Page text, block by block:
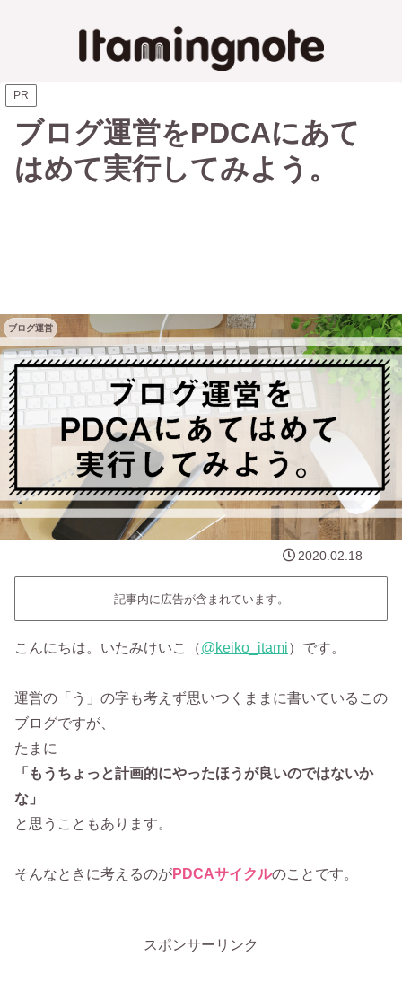
PR
ブログ運営をPDCAにあて
はめて実行してみよう。
ブログ運営
2020.02.18
記事内に広告が含まれています。
こんにちは。いたみけいこ（‎@keiko_itami）です。
運営の「う」の字も考えず思いつくままに書いているこの
ブログですが、
たまに
「もうちょっと計画的にやったほうが良いのではないか
な」
と思うこともあります。
そんなときに考えるのがPDCAサイクルのことです。
スポンサーリンク